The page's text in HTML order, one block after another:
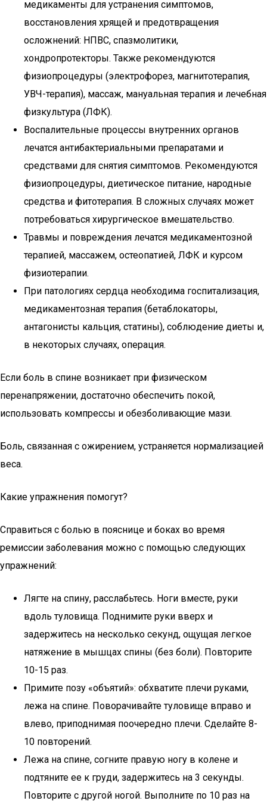
медикаменты для устранения симптомов,
восстановления хрящей и предотвращения
осложнений: НПВС, спазмолитики,
хондропротекторы. Также рекомендуются
физиопроцедуры (электрофорез, магнитотерапия,
УВЧ-терапия), массаж, мануальная терапия и лечебная
физкультура (ЛФК).
Воспалительные процессы внутренних органов
лечатся антибактериальными препаратами и
средствами для снятия симптомов. Рекомендуются
физиопроцедуры, диетическое питание, народные
средства и фитотерапия. В сложных случаях может
потребоваться хирургическое вмешательство.
Травмы и повреждения лечатся медикаментозной
терапией, массажем, остеопатией, ЛФК и курсом
физиотерапии.
При патологиях сердца необходима госпитализация,
медикаментозная терапия (бетаблокаторы,
антагонисты кальция, статины), соблюдение диеты и,
в некоторых случаях, операция.
Если боль в спине возникает при физическом
перенапряжении, достаточно обеспечить покой,
использовать компрессы и обезболивающие мази.
Боль, связанная с ожирением, устраняется нормализацией
веса.
Какие упражнения помогут?
Справиться с болью в пояснице и боках во время
ремиссии заболевания можно с помощью следующих
упражнений:
Лягте на спину, расслабьтесь. Ноги вместе, руки
вдоль туловища. Поднимите руки вверх и
задержитесь на несколько секунд, ощущая легкое
натяжение в мышцах спины (без боли). Повторите
10-15 раз.
Примите позу «объятий»: обхватите плечи руками,
лежа на спине. Поворачивайте туловище вправо и
влево, приподнимая поочередно плечи. Сделайте 8-
10 повторений.
Лежа на спине, согните правую ногу в колене и
подтяните ее к груди, задержитесь на 3 секунды.
Повторите с другой ногой. Выполните по 10 раз на